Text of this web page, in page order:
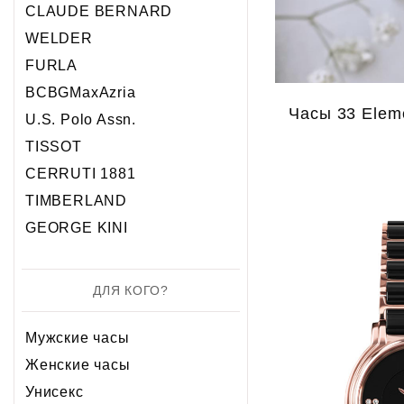
Хронограф
Механика
Календарь
Хронограф
Механика
CLAUDE BERNARD
WELDER
FURLA
BCBGMaxAzria
U.S. Polo Assn.
TISSOT
CERRUTI 1881
TIMBERLAND
GEORGE KINI
ДЛЯ КОГО?
Мужские часы
Женские часы
Унисекс
Часы 33